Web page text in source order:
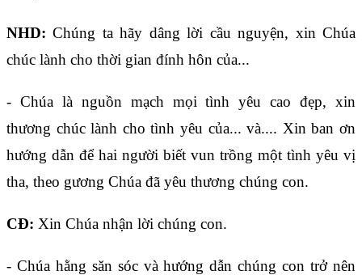
NHD:Chúng ta hãy dâng lời cầu nguyện, xin Chúa
chúc lành cho thời gian đính hôn của...
- Chúa là nguồn mạch mọi tình yêu cao đẹp, xin
thương chúc lành cho tình yêu của... và.... Xin ban ơn
hướng dẫn để hai người biết vun trồng một tình yêu vị
tha, theo gương Chúa đã yêu thương chúng con.
CĐ: Xin Chúa nhận lời chúng con.
- Chúa hằng săn sóc và hướng dẫn chúng con trở nên